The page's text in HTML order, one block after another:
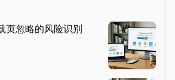
页忽略的风险识别